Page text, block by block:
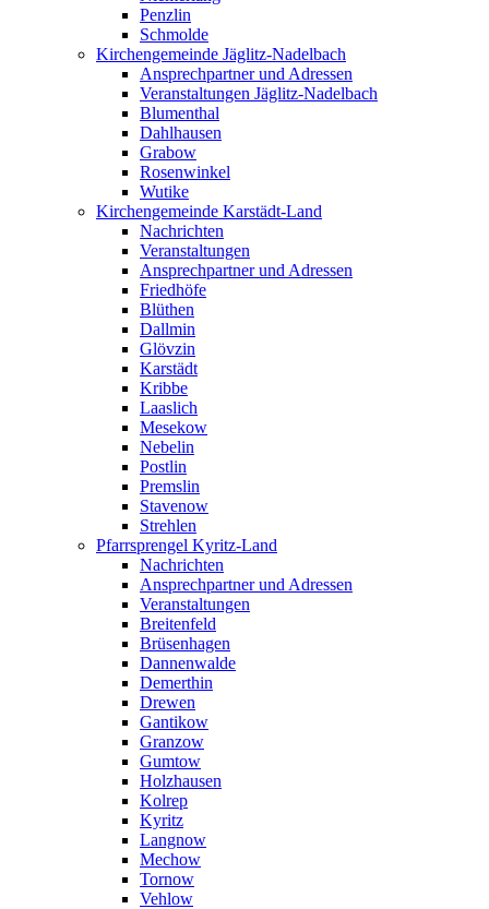
Penzlin
Schmolde
Kirchengemeinde Jäglitz-Nadelbach
Ansprechpartner und Adressen
Veranstaltungen Jäglitz-Nadelbach
Blumenthal
Dahlhausen
Grabow
Rosenwinkel
Wutike
Kirchengemeinde Karstädt-Land
Nachrichten
Veranstaltungen
Ansprechpartner und Adressen
Friedhöfe
Blüthen
Dallmin
Glövzin
Karstädt
Kribbe
Laaslich
Mesekow
Nebelin
Postlin
Premslin
Stavenow
Strehlen
Pfarrsprengel Kyritz-Land
Nachrichten
Ansprechpartner und Adressen
Veranstaltungen
Breitenfeld
Brüsenhagen
Dannenwalde
Demerthin
Drewen
Gantikow
Granzow
Gumtow
Holzhausen
Kolrep
Kyritz
Langnow
Mechow
Tornow
Vehlow